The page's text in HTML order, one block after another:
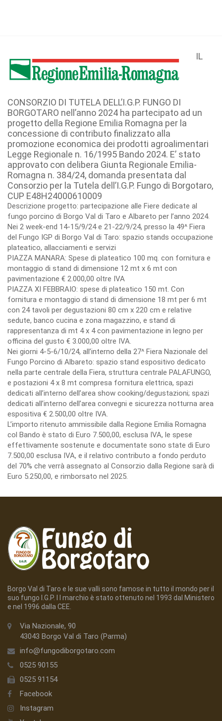
IL
CONSORZIO DI TUTELA DELL’I.G.P. FUNGO DI
BORGOTARO nell’anno 2024 ha partecipato ad un
progetto della Regione Emilia Romagna per la
concessione di contributo finalizzato alla
promozione economica dei prodotti agroalimentari
Legge Regionale n. 16/1995 Bando 2024. E’ stato
approvato con delibera Giunta Regionale Emilia-
Romagna n. 384/24, domanda presentata dal
Consorzio per la Tutela dell’I.G.P. Fungo di Borgotaro,
CUP E48H24000610009
Descrizione progetto: partecipazione alle Fiere dedicate al
fungo porcino di Borgo Val di Taro e Albareto per l’anno 2024.
Nei 2 week-end 14-15/9/24 e 21-22/9/24, presso la 49^ Fiera
del Fungo IGP di Borgo Val di Taro: spazio stands occupazione
plateatico, allacciamenti e servizi
PIAZZA MANARA: Spese di plateatico 100 mq. con fornitura e
montaggio di stand di dimensione 12 mt x 6 mt con
pavimentazione € 2.000,00 oltre IVA
PIAZZA XI FEBBRAIO: spese di plateatico 150 mt. Con
fornitura e montaggio di stand di dimensione 18 mt per 6 mt
con 24 tavoli per degustazioni 80 cm x 220 cm e relative
sedute, banco cucina e zona magazzino, e stand di
rappresentanza di mt 4 x 4 con pavimentazione in legno per
officina del gusto € 3.000,00 oltre IVA.
Nei giorni 4-5-6/10/24, all’interno della 27^ Fiera Nazionale del
Fungo Porcino di Albareto: spazio stand espositivo dedicato
nella parte centrale della Fiera, struttura centrale PALAFUNGO,
e postazioni 4 x 8 mt compresa fornitura elettrica, spazi
dedicati all’interno dell’area show cooking/degustazioni; spazi
dedicati all’interno dell’area convegni e sicurezza notturna area
espositiva € 2.500,00 oltre IVA.
L’importo ritenuto ammissibile dalla Regione Emilia Romagna
col Bando è stato di Euro 7.500,00, esclusa IVA, le spese
effettivamente sostenute e documentate sono state di Euro
7.500,00 esclusa IVA, e il relativo contributo a fondo perduto
del 70% che verrà assegnato al Consorzio dalla Regione sarà di
Euro 5.250,00, e rimborsato nel 2025.
Borgo Val di Taro e le sue valli sono famose in tutto il mondo per il
suo fungo I.G.P. I l marchio è stato ottenuto nel 1993 dal Ministero
e nel 1996 dalla CEE.
Via Nazionale, 90
43043 Borgo Val di Taro (Parma)
info@fungodiborgotaro.com
0525 90155
0525 91154
Facebook
Instagram